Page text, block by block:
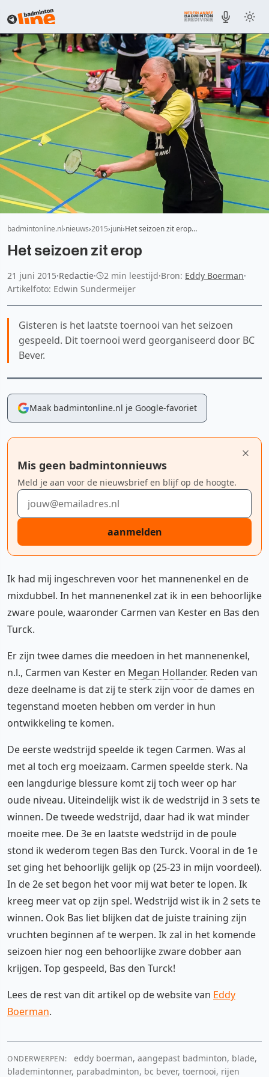
badmintonline.nl nieuws 2015 juni Het seizoen zit erop…
Het seizoen zit erop
21 juni 2015·Redactie· 2 min leestijd·Bron: Eddy Boerman·
Artikelfoto: Edwin Sundermeijer
Gisteren is het laatste toernooi van het seizoen
gespeeld. Dit toernooi werd georganiseerd door BC
Bever.
Maak badmintonline.nl je Google-favoriet
Mis geen badmintonnieuws
Meld je aan voor de nieuwsbrief en blijf op de hoogte.
E-mailadres
aanmelden
Ik had mij ingeschreven voor het mannenenkel en de
mixdubbel. In het mannenenkel zat ik in een behoorlijke
zware poule, waaronder Carmen van Kester en Bas den
Turck.
Er zijn twee dames die meedoen in het mannenenkel,
n.l., Carmen van Kester en Megan Hollander. Reden van
deze deelname is dat zij te sterk zijn voor de dames en
tegenstand moeten hebben om verder in hun
ontwikkeling te komen.
De eerste wedstrijd speelde ik tegen Carmen. Was al
met al toch erg moeizaam. Carmen speelde sterk. Na
een langdurige blessure komt zij toch weer op har
oude niveau. Uiteindelijk wist ik de wedstrijd in 3 sets te
winnen. De tweede wedstrijd, daar had ik wat minder
moeite mee. De 3e en laatste wedstrijd in de poule
stond ik wederom tegen Bas den Turck. Vooral in de 1e
set ging het behoorlijk gelijk op (25-23 in mijn voordeel).
In de 2e set begon het voor mij wat beter te lopen. Ik
kreeg meer vat op zijn spel. Wedstrijd wist ik in 2 sets te
winnen. Ook Bas liet blijken dat de juiste training zijn
vruchten beginnen af te werpen. Ik zal in het komende
seizoen hier nog een behoorlijke zware dobber aan
krijgen. Top gespeeld, Bas den Turck!
Lees de rest van dit artikel op de website van Eddy
Boerman.
ONDERWERPEN:
eddy boerman, aangepast badminton, blade,
blademintonner, parabadminton, bc bever, toernooi, rijen